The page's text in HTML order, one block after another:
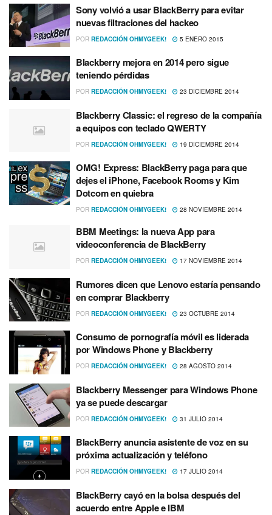
Sony volvió a usar BlackBerry para evitar
nuevas filtraciones del hackeo
POR REDACCIÓN OHMYGEEK! 5 ENERO 2015
Blackberry mejora en 2014 pero sigue
teniendo pérdidas
POR REDACCIÓN OHMYGEEK! 23 DICIEMBRE 2014
Blackberry Classic: el regreso de la compañí­a
a equipos con teclado QWERTY
POR REDACCIÓN OHMYGEEK! 19 DICIEMBRE 2014
OMG! Express: BlackBerry paga para que
dejes el iPhone, Facebook Rooms y Kim
Dotcom en quiebra
POR REDACCIÓN OHMYGEEK! 28 NOVIEMBRE 2014
BBM Meetings: la nueva App para
videoconferencia de BlackBerry
POR REDACCIÓN OHMYGEEK! 17 NOVIEMBRE 2014
Rumores dicen que Lenovo estarí­a pensando
en comprar Blackberry
POR REDACCIÓN OHMYGEEK! 23 OCTUBRE 2014
Consumo de pornografí­a móvil es liderada
por Windows Phone y Blackberry
POR REDACCIÓN OHMYGEEK! 28 AGOSTO 2014
Blackberry Messenger para Windows Phone
ya se puede descargar
POR REDACCIÓN OHMYGEEK! 31 JULIO 2014
BlackBerry anuncia asistente de voz en su
próxima actualización y teléfono
POR REDACCIÓN OHMYGEEK! 17 JULIO 2014
BlackBerry cayó en la bolsa después del
acuerdo entre Apple e IBM